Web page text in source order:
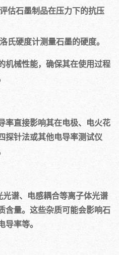
估石墨制品在压力下的抗压
氏硬度计测量石墨的硬度。
机械性能，确保其在使用过程
率直接影响其在电极、电火花
探针法或其他电导率测试仪
谱、电感耦合等离子体光谱
含量。这些杂质可能会影响石
率等。